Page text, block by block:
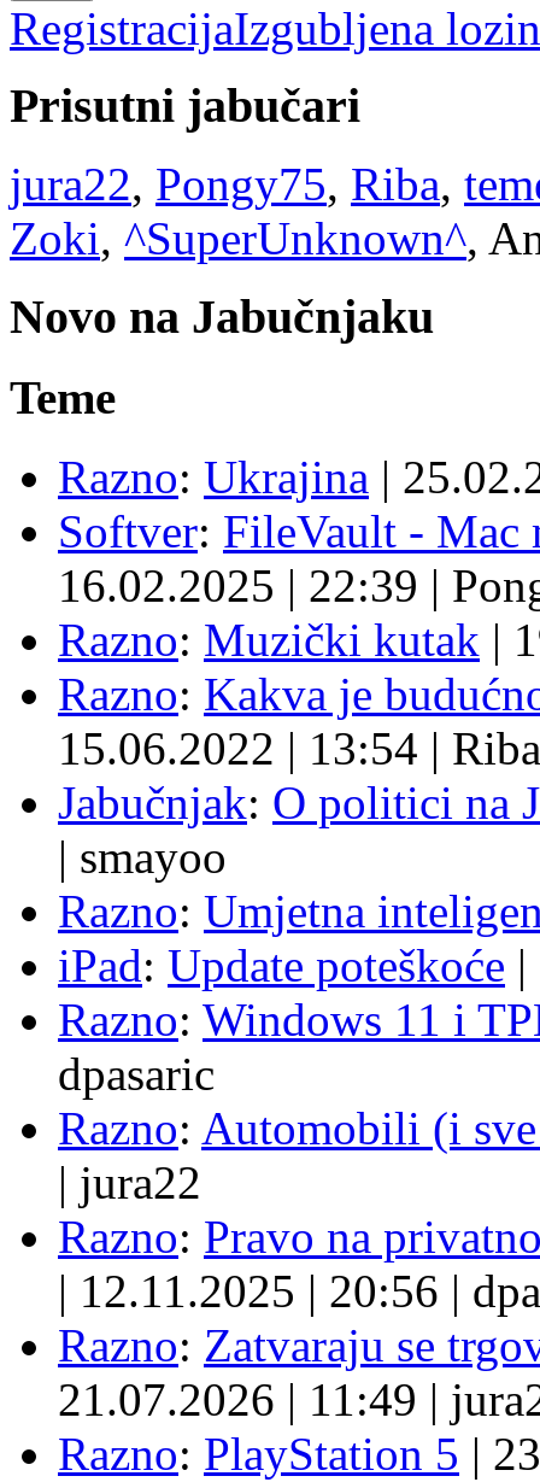
RegistracijaIzgubljena
Prisutni jabučari
jura22, Pongy75, Riba,
Zoki, ^SuperUnknown^,
Novo na Jabučnjaku
Teme
Razno: Ukrajina |
Softver: FileVault - Mac
16.02.2025 | 22:39 |
Razno: Muzički kutak |
Razno: Kakva je
15.06.2022 | 13:54 | Riba
Jabučnjak: O politici na
| smayoo
Razno: Umjetna
iPad: Update poteškoće |
Razno: Windows 11 i
dpasaric
Razno: Automobili (i
| jura22
Razno: Pravo na
| 12.11.2025 | 20:56 |
Razno: Zatvaraju se
21.07.2026 | 11:49 |
Razno: PlayStation 5 |